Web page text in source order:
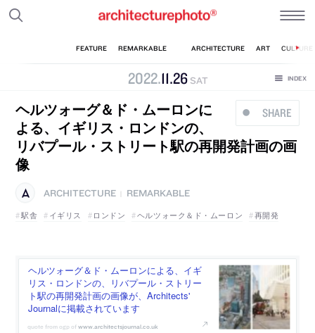
2022.11.26 SAT
SHARE
ヘルツォーグ＆ド・ムーロンに
よる、イギリス・ロンドンの、
リバプール・ストリート駅の再開発計画の画
像
ARCHITECTURE
REMARKABLE
駅舎
イギリス ロンドン ヘルツォーク＆ド・ムーロン 再開発
ヘルツォーグ＆ド・ムーロンによる、イギ
リス・ロンドンの、リバプール・ストリー
ト駅の再開発計画の画像が、Architects'
Journalに掲載されています
www.architectsjournal.co.uk